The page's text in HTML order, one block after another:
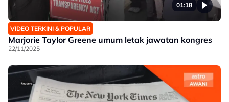
01:18
VIDEO TERKINI & POPULAR
Marjorie Taylor Greene umum letak jawatan kongres
22/11/2025